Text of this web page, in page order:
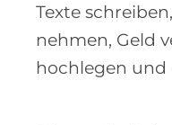
Texte
nehmen, Geld
hochlegen und